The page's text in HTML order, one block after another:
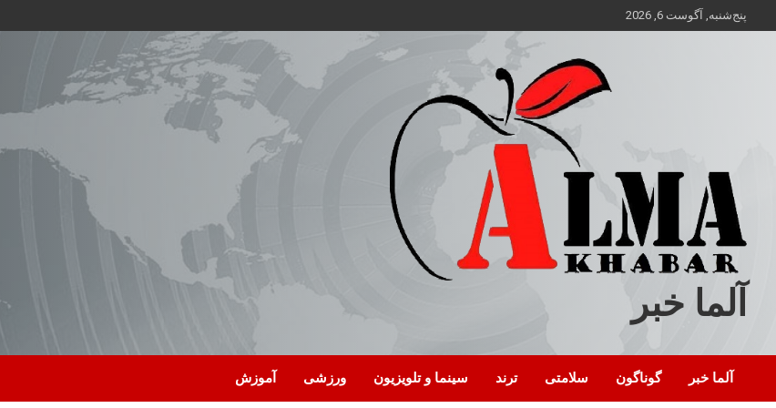
محتوا
پنج‌شنبه, آگوست 6, 2026
آلما خبر
آلما خبر گوناگون سلامتی ترند سینما و تلویزیون ورزشی آموزش